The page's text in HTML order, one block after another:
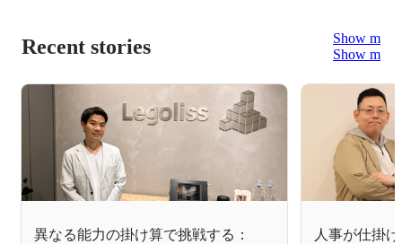
Recent stories
Show more
Show more
異なる能力の掛け算で挑戦する：
人事が仕掛